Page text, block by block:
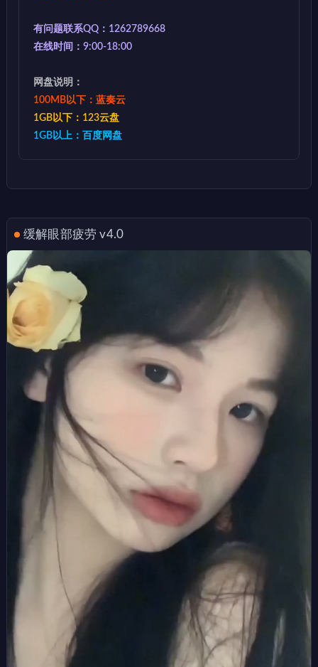
有问题联系QQ：1262789668
在线时间：9:00-18:00
网盘说明：
100MB以下：蓝奏云
1GB以下：123云盘
1GB以上：百度网盘
缓解眼部疲劳 v4.0